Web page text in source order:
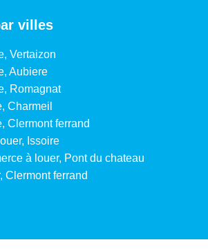
villes
Vertaizon
Aubiere
Romagnat
Charmeil
Clermont ferrand
Issoire
à louer, Pont du chateau
Clermont ferrand